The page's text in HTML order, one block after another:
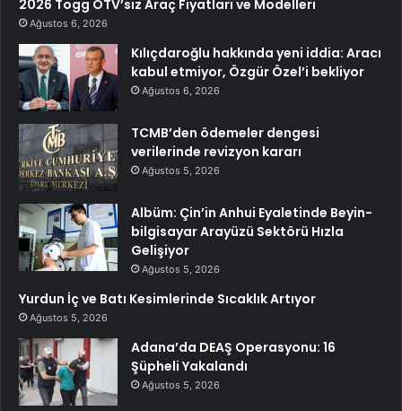
2026 Togg ÖTV’siz Araç Fiyatları ve Modelleri
Ağustos 6, 2026
Kılıçdaroğlu hakkında yeni iddia: Aracı
kabul etmiyor, Özgür Özel’i bekliyor
Ağustos 6, 2026
TCMB’den ödemeler dengesi
verilerinde revizyon kararı
Ağustos 5, 2026
Albüm: Çin’in Anhui Eyaletinde Beyin-
bilgisayar Arayüzü Sektörü Hızla
Gelişiyor
Ağustos 5, 2026
Yurdun İç ve Batı Kesimlerinde Sıcaklık Artıyor
Ağustos 5, 2026
Adana’da DEAŞ Operasyonu: 16
Şüpheli Yakalandı
Ağustos 5, 2026